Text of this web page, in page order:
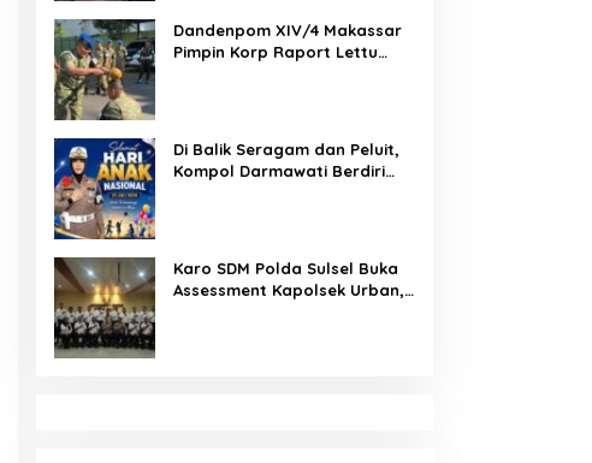
Dandenpom XIV/4 Makassar
Pimpin Korp Raport Lettu
Di Balik Seragam dan Peluit,
Kompol Darmawati Berdiri
Karo SDM Polda Sulsel Buka
Assessment Kapolsek Urban,